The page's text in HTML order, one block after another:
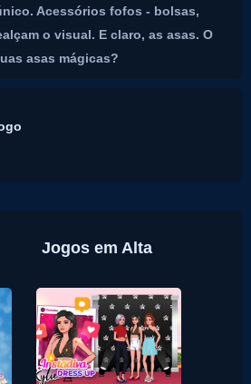
Acessórios fofos - bolsas,
o visual. E claro, as asas. O
asas mágicas?
Jogos em Alta